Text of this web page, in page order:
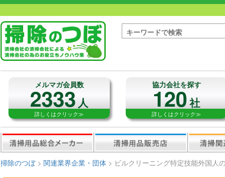
メルマガ会員数
2333人
詳しくはクリック≫
協力会社を探す
120社
詳しくはクリック≫
掃除のつぼ> 関連業界企業・団体 > ビルクリーニング特定技能外国人